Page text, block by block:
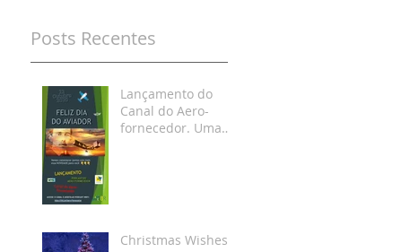
Posts Recentes
Lançamento do
Canal do Aero-
fornecedor. Uma
Christmas Wishes.